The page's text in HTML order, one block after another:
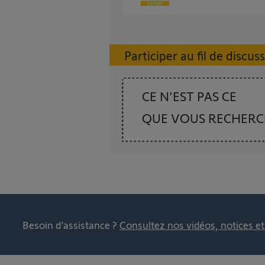
Participer au fil de
CE N'EST PAS CE
QUE VOUS
Besoin d’assistance ? Consultez nos vidéos, notices